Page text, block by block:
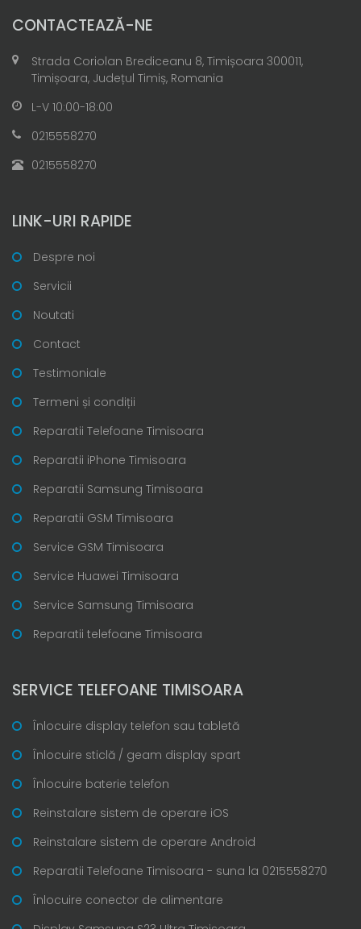
CONTACTEAZĂ-NE
Strada Coriolan Brediceanu 8, Timișoara 300011,
Timișoara, Județul Timiș, Romania
L-V 10:00-18:00
0215558270
0215558270
LINK-URI RAPIDE
Despre noi
Servicii
Noutati
Contact
Testimoniale
Termeni și condiții
Reparatii Telefoane Timisoara
Reparatii iPhone Timisoara
Reparatii Samsung Timisoara
Reparatii GSM Timisoara
Service GSM Timisoara
Service Huawei Timisoara
Service Samsung Timisoara
Reparatii telefoane Timisoara
SERVICE TELEFOANE TIMISOARA
Înlocuire display telefon sau tabletă
Înlocuire sticlă / geam display spart
Înlocuire baterie telefon
Reinstalare sistem de operare iOS
Reinstalare sistem de operare Android
Reparatii Telefoane Timisoara - suna la 0215558270
Înlocuire conector de alimentare